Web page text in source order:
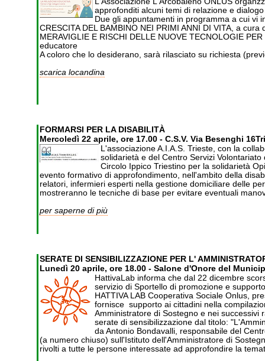
approfonditi alcuni temi di relazione e
Due gli appuntamenti in programma a cui vi
CRESCITA DEL BAMBINO NEI PRIMI ANNI DI VITA, a
MERAVIGLIE E RISCHI DELLE NUOVE TECNOLOGIE
educatore
A coloro che lo desiderano, sarà rilasciato su richiesta
scarica locandina
FORMARSI PER LA DISABILITÀ
Mercoledì 22 aprile, ore 17.00 - C.S.V. Via Besenghi
L'associazione A.I.A.S. Trieste, con la
solidarietà e del Centro Servizi
Circolo Ippico Triestino per la solidarietà
evento formativo di approfondimento, nell'ambito della
relatori, infermieri esperti nella gestione domiciliare delle
mostreranno le tecniche di base per evitare eventuali
per saperne di più
SERATE DI SENSIBILIZZAZIONE PER L'
Lunedì 20 aprile, ore 18.00 - Salone d'Onore del
HattivaLab informa che dal 22 dicembre
servizio di Sportello di promozione e
HATTIVA LAB Cooperativa Sociale Onlus,
fornisce supporto ai cittadini nella
Amministratore di Sostegno e nei successivi
serate di sensibilizzazione dal titolo:
da Antonio Bondavalli, responsabile del
(a numero chiuso) sull'Istituto dell'Amministratore di
rivolti a tutte le persone interessate ad approfondire la